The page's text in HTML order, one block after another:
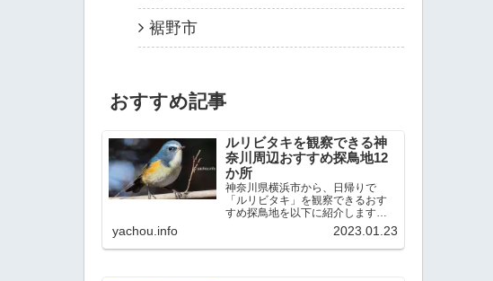
裾野市
おすすめ記事
ルリビタキを観察できる神
奈川周辺おすすめ探鳥地12
か所
神奈川県横浜市から、日帰りで
「ルリビタキ」を観察できるおす
すめ探鳥地を以下に紹介します。
これまで80か所近くの探鳥地を訪
れ、手応えを感じた場所です。以
下、★ が多いほど観察しやすく、
yachou.info 2023.01.23